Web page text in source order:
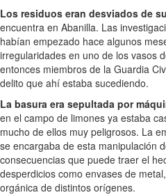
Los residuos eran desviados de
encuentra en Abanilla. Las
habían empezado hace algunos
irregularidades en uno de los vasos
entonces miembros de la Guardia
delito que ahí estaba sucediendo.
La basura era sepultada por
en el campo de limones ya estaba
mucho de ellos muy peligrosos. La
se encargaba de esta manipulación
consecuencias que puede traer el
desperdicios como envases de
orgánica de distintos orígenes.